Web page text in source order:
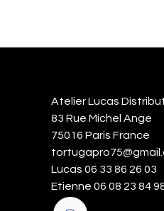
Atelier Lucas
83 Rue Michel Ange
75016 Paris France
Lucas 06 33 86 26 03
Etienne 06 08 23 84